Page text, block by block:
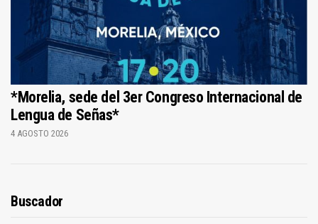
*Morelia, sede del 3er Congreso Internacional de
Lengua de Señas*
4 AGOSTO 2026
Buscador